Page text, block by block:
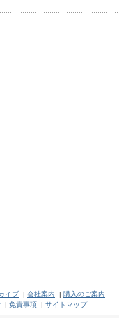
イブ | 会社案内 | 購入のご案内
| 免責事項 | サイトマップ